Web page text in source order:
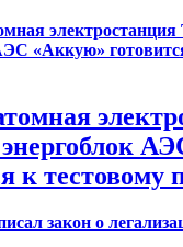
к тестовому